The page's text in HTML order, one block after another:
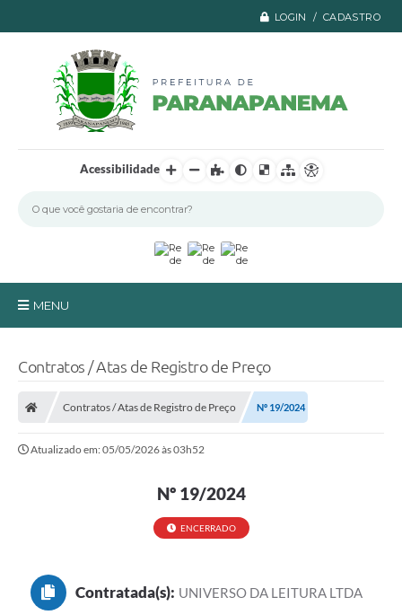
LOGIN / CADASTRO
Acessibilidade
MENU
Transparência
Legislação
Contratos / Atas de Registro de Preço
Contratos / Atas de Registro de Preço Nº 19/2024
Atualizado em: 05/05/2026 às 03h52
Nº 19/2024
ENCERRADO
Contratada(s): UNIVERSO DA LEITURA LTDA